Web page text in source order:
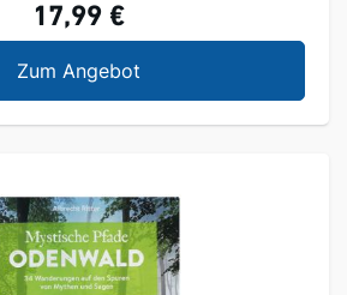
17,99 €
Zum AngebotErlebnis-